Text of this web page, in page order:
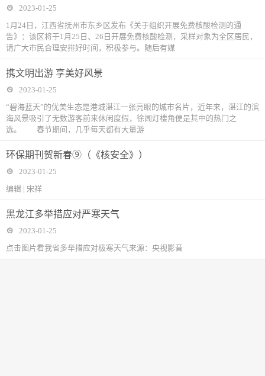
2023-01-25
1月24日，江西省抚州市东乡区发布《关于组织开展免费核酸检测的通
告》：该区将于1月25日、26日开展免费核酸检测，采样对象为全区居民，
请广大市民合理安排好时间，积极参与。随后有媒
携文明出游 享美好风景
2023-01-25
“碧海蓝天”的优美生态是港城湛江一张亮眼的城市名片，近年来，湛江的滨
海风景吸引了无数游客前来休闲度假，徐闻灯楼角便是其中的热门之
选。 春节期间，几乎每天都有大量游
环保期刊贺新春⑨（《核安全》）
2023-01-25
编辑 | 宋祥
黑龙江多举措应对严寒天气
2023-01-25
点击图片看我省多举措应对极寒天气来源：央视影音